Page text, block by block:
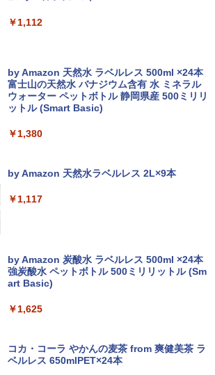
￥2,860
GB SSD128GB Windows11 WEBカメラ
13.3インチ FHD(1920x1080) 無線LAN B
luetooth HDMI 中古パソコン ノート 中
古PC ノートパソコン Windows10 ノー
【★最大100%ポイント】【新生活応援・
Wi-Fi/Office/無線マウス/中古 パソコン/
中古PC ノートパソコン/Windows11
中古 MacBook Air（11インチ，Early 20
14）Apple アップルA1465 C02NBAX1G
Windows11 | デスクトップ | 一年保証 |
Core i3 9100 3.6(〜最大4.2)GHz | MEM:
16GB | SSD:512GB(新品) | DVDマルチ |
無線LANなし | Win11Pro64bit
￥25,000
Kディスプレイモデル MNE92J/A (Mid 2
中古パソコン | HP | ProOne 600 G5 All-i
| 第9世代 | Core i3 9100T 3.1(～最大3.7)
内蔵 | フルHD | Win11Pro64Bit | ACアダ
プター付属
￥4,600
モバイルモニター 15.6インチ 1080P IPS
パネル 自立スタンド Type-C/Mini HDMI
PC/スマホ/ゲーム機対応 収納ケース付き
【選べる2色 コスパ抜群】モバイルモニ
光沢IPS パネル Type-C対応 miniHDMI
￥8,999
LG PCモニター 23.8インチ IPS フルHD
スプレイ モニター LGエレクトロニクス
￥770
杖と剣のウィストリア（16） 【電子書
￥594
￥1,760
子書籍】[ 渡 真仁 ]
Anker Soundcore P31i ブラック
￥5,990
ラック
￥14,990
レスイヤホン bluetooth イヤホン V12 小型
軽量 ブルートゥースHi-Fi 最大36時間再生 ぶ
るーとゅーす コードレス ENCノイズキャン
付き 防水 タッチ式音量調整 スポーツ/通勤/通
￥1,964
￥250
BRUCE WAYNE feat. Flo Milli, ATL Jacob
[Explicit]
￥250
￥250
￥250
￥1,112
by Amazon 天然水 ラベルレス 500ml ×24本
富士山の天然水 バナジウム含有 水 ミネラル
ウォーター ペットボトル 静岡県産 500ミリリ
ットル (Smart Basic)
￥1,380
by Amazon 天然水ラベルレス 2L×9本
￥1,117
by Amazon 炭酸水 ラベルレス 500ml ×24本
強炭酸水 ペットボトル 500ミリリットル (Sm
art Basic)
￥1,625
コカ・コーラ やかんの麦茶 from 爽健美茶 ラ
ベルレス 650mlPET×24本